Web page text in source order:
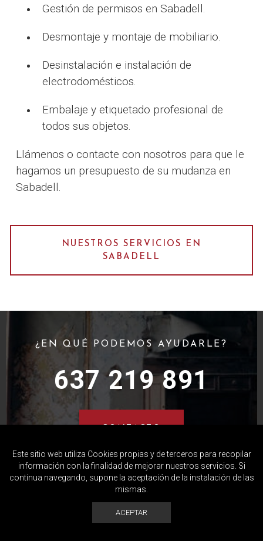
Gestión de permisos en Sabadell.
Desmontaje y montaje de mobiliario.
Desinstalación e instalación de
electrodomésticos.
Embalaje y etiquetado profesional de
todos sus objetos.
Llámenos o contacte con nosotros para que le
hagamos un presupuesto de su mudanza en
Sabadell.
NUESTROS SERVICIOS EN
SABADELL
¿EN QUÉ PODEMOS AYUDARLE?
637 219 891
EXPERTOS EN VACIADO DE PISOS, CASAS,
LOCALES, ALMACENES, GARAJES
COPYRIGHT © - DESARROLLADO POR ENGINE SOFTWARE
Este sitio web utiliza Cookies propias y de terceros para recopilar
información con la finalidad de mejorar nuestros servicios. Si
continua navegando, supone la aceptación de la instalación de las
mismas.
ACEPTAR